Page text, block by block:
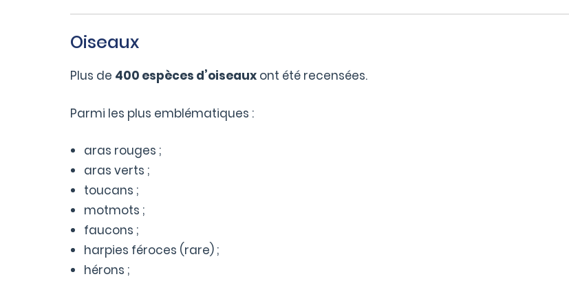
Oiseaux
Plus de 400 espèces d’oiseaux ont été recensées.
Parmi les plus emblématiques :
aras rouges ;
aras verts ;
toucans ;
motmots ;
faucons ;
harpies féroces (rare) ;
hérons ;